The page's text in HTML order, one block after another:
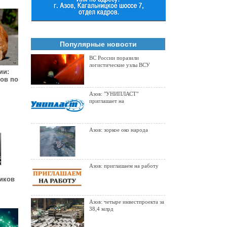
по
Популярные новости
ВС России поразили
логистические узлы ВСУ
Азов: "УНИПЛАСТ"
приглашает на
Азов: зоркое око народа
Азов: приглашаем на работу
Азов: четыре инвестпроекта за
38,4 млрд